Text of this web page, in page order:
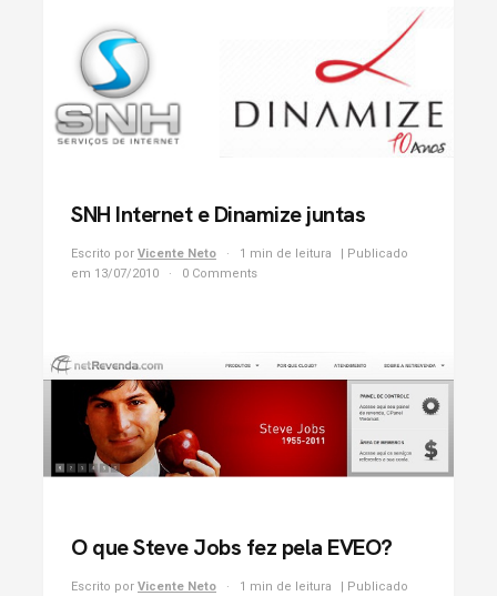
SNH Internet e Dinamize juntas
Escrito por Vicente Neto 1 min de leitura
| Publicado
em 13/07/2010
0 Comments
O que Steve Jobs fez pela EVEO?
Escrito por Vicente Neto 1 min de leitura
| Publicado